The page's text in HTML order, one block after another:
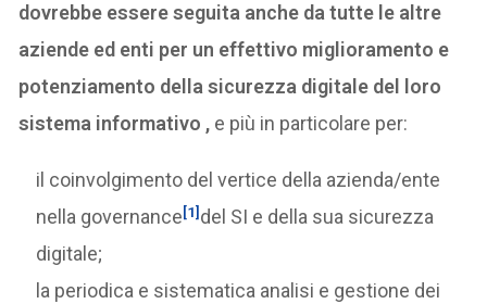
dovrebbe essere seguita anche da tutte le altre
aziende ed enti per un effettivo miglioramento e
potenziamento della sicurezza digitale del loro
sistema informativo , e più in particolare per:
il coinvolgimento del vertice della azienda/ente
nella governance[1]del SI e della sua sicurezza
digitale;
la periodica e sistematica analisi e gestione dei